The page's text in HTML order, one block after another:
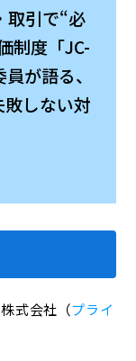
引で“必
制度「JC-
が語る、
しない対
式会社（プライ